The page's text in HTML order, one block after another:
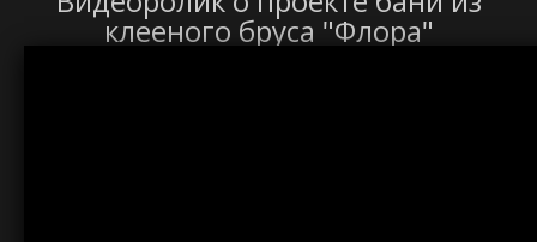
клееного бруса "Флора"